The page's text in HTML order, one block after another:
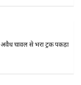
अवैध चावल से भरा ट्रक पकड़ा